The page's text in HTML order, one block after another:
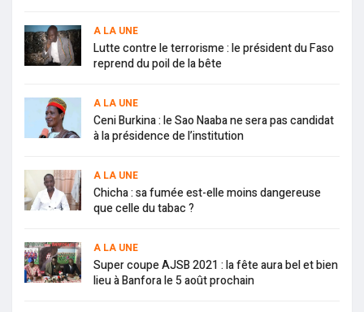
A LA UNE
Lutte contre le terrorisme : le président du Faso
reprend du poil de la bête
A LA UNE
Ceni Burkina : le Sao Naaba ne sera pas candidat
à la présidence de l’institution
A LA UNE
Chicha : sa fumée est-elle moins dangereuse
que celle du tabac ?
A LA UNE
Super coupe AJSB 2021 : la fête aura bel et bien
lieu à Banfora le 5 août prochain